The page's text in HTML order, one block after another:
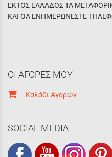
ΕΚΤΟΣ ΕΛΛΑΔΟΣ ΤΑ
ΚΑΙ ΘΑ ΕΝΗΜΕΡΩΝΕΣΤΕ
ΟΙ ΑΓΟΡΕΣ ΜΟΥ
Καλάθι Αγορών
SOCIAL MEDIA